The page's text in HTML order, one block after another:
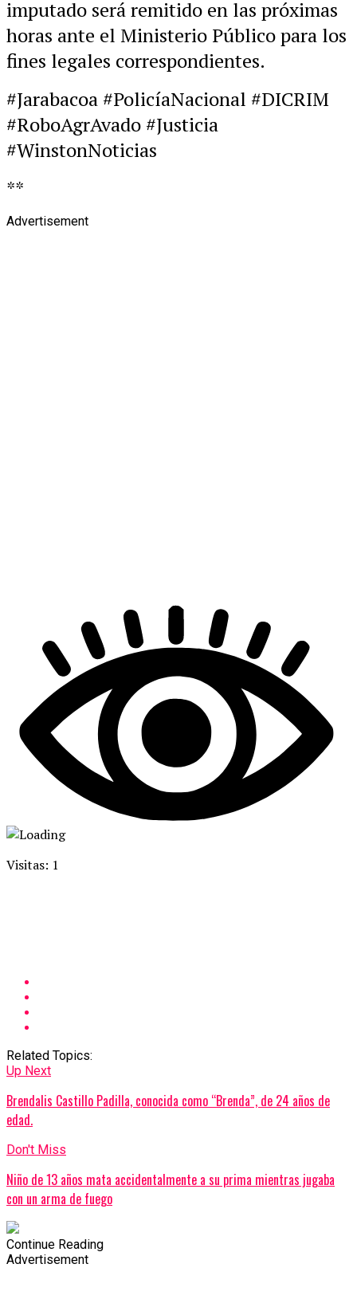
imputado será remitido en las próximas
horas ante el Ministerio Público para los
fines legales correspondientes.
#Jarabacoa #PolicíaNacional #DICRIM
#RoboAgrAvado #Justicia
#WinstonNoticias
**
Advertisement
Visitas: 1
Related Topics:
Up Next
Brendalis Castillo Padilla, conocida como “Brenda”, de 24 años de
edad.
Don't Miss
Niño de 13 años mata accidentalmente a su prima mientras jugaba
con un arma de fuego
Continue Reading
Advertisement